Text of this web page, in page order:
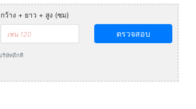
กว้าง + ยาว + สูง (ซม)
ตรวจสอบ
ริษัทอีกที